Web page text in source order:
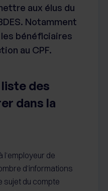
aux élus du
Notamment
bénéficiaires
au CPF.
liste des
dans la
l’employeur de
d’informations
sujet du compte